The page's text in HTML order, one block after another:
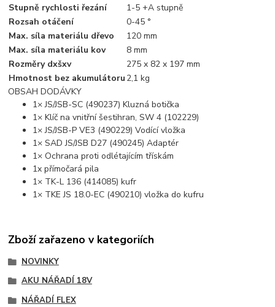
Stupně rychlosti řezání
1-5 +A stupně
Rozsah otáčení
0-45 °
Max. síla materiálu dřevo
120 mm
Max. síla materiálu kov
8 mm
Rozměry dxšxv
275 x 82 x 197 mm
Hmotnost bez akumulátoru 2,1 kg
OBSAH DODÁVKY
1× JS/JSB-SC (490237) Kluzná botička
1× Klíč na vnitřní šestihran, SW 4 (102229)
1× JS/JSB-P VE3 (490229) Vodící vložka
1× SAD JS/JSB D27 (490245) Adaptér
1× Ochrana proti odlétajícím třískám
1x přímočará pila
1× TK-L 136 (414085) kufr
1× TKE JS 18.0-EC (490210) vložka do kufru
Zboží zařazeno v kategoriích
NOVINKY
AKU NÁŘADÍ 18V
NÁŘADÍ FLEX